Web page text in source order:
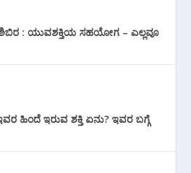
: ಯುವಶಕ್ತಿಯ ಸಹಯೋಗ – ಎಲ್ಲವೂ
ಹಿಂದೆ ಇರುವ ಶಕ್ತಿ ಏನು? ಇವರ ಬಗ್ಗೆ